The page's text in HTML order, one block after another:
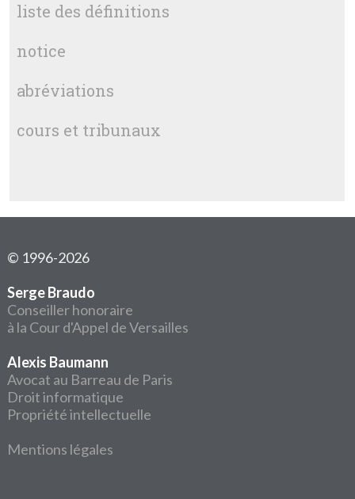
liste des définitions
notice
abréviations
cours et tribunaux
© 1996-2026
Serge Braudo
Conseiller honoraire
à la Cour d'Appel de Versailles
Alexis Baumann
Avocat au Barreau de Paris
Droit informatique
Propriété intellectuelle
Mentions légales